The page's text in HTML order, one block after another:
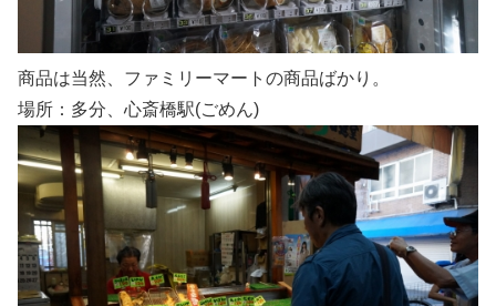
商品は当然、ファミリーマートの商品ばかり。
場所：多分、心斎橋駅(ごめん)